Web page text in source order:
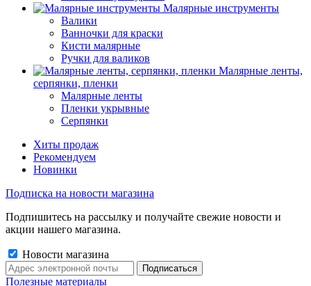
Малярные инструменты
Валики
Ванночки для краски
Кисти малярные
Ручки для валиков
Малярные ленты,
серпянки, пленки
Малярные ленты
Пленки укрывные
Серпянки
Хиты продаж
Рекомендуем
Новинки
Подписка на новости магазина
Подпишитесь на рассылку и получайте свежие новости и
акции нашего магазина.
Новости магазина
Полезные материалы